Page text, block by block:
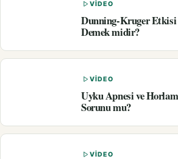
VIDEO
Dunning-Kruger Etkisi
Demek midir?
VIDEO
Uyku Apnesi ve
Sorunu mu?
VIDEO